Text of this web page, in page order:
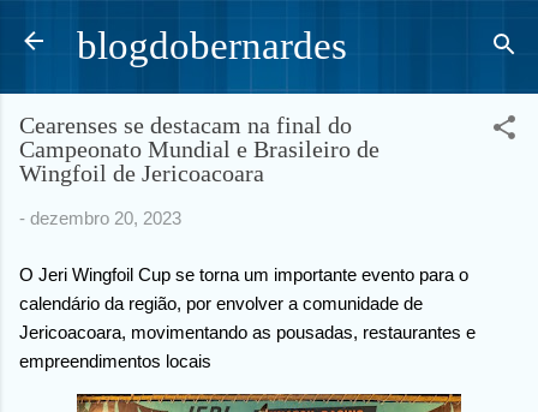
Pular para o conteúdo principal
blogdobernardes
Cearenses se destacam na final do
Campeonato Mundial e Brasileiro de
Wingfoil de Jericoacoara
- dezembro 20, 2023
O Jeri Wingfoil Cup se torna um importante evento para o
calendário da região, por envolver a comunidade de
Jericoacoara, movimentando as pousadas, restaurantes e
empreendimentos locais